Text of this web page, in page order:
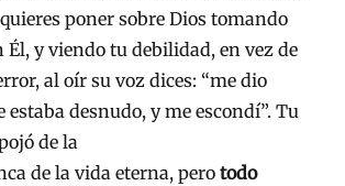
poner sobre Dios tomando
Él, y viendo tu debilidad, en vez de
al oír su voz dices: “me dio
estaba desnudo, y me escondí”. Tu
de la
de la vida eterna, pero todo